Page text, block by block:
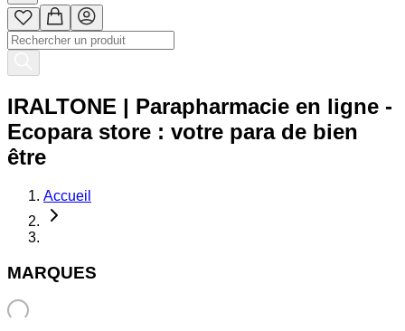
IRALTONE | Parapharmacie en ligne -
Ecopara store : votre para de bien
être
Accueil
MARQUES